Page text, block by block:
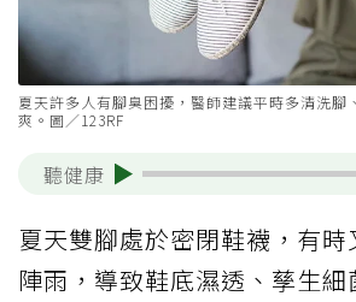
夏天許多人有腳臭困擾，醫師建議平時多清洗腳
爽。圖／123RF
聽健康
夏天雙腳處於密閉鞋襪，有
陣雨，導致鞋底濕透、孳生